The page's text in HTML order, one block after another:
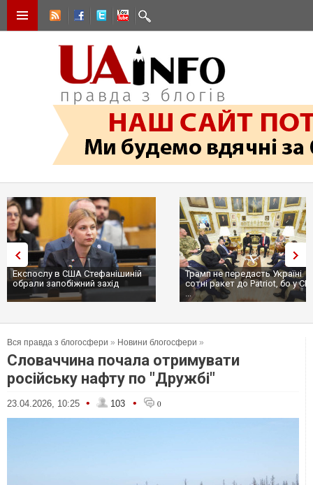
Експослу в США Стефанішиній
обрали запобіжний захід
Трамп не передасть Україні
сотні ракет до Patriot, бо у
...
Вся правда з блогосфери » Новини блогосфери »
Словаччина почала отримувати
російську нафту по "Дружбі"
23.04.2026, 10:25 • 103 • 0